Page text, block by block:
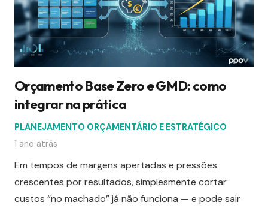
Orçamento Base Zero e GMD: como
integrar na prática
PLANEJAMENTO ORÇAMENTÁRIO E ESTRATÉGICO
1 ano atrás
Em tempos de margens apertadas e pressões
crescentes por resultados, simplesmente cortar
custos “no machado” já não funciona — e pode sair